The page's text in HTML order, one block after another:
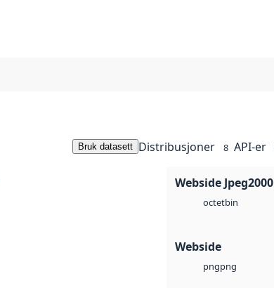
Bruk datasett Distribusjoner 8 API-er
Webside Jpeg2000
octetbin
Webside
pngpng